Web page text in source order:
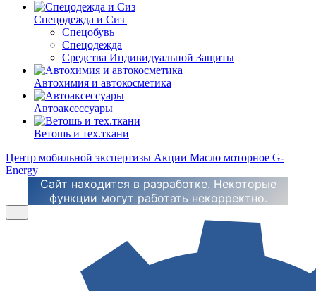
Спецодежда и Сиз
Спецобувь
Спецодежда
Средства Индивидуальной Защиты
Автохимия и автокосметика
Автоаксессуары
Ветошь и тех.ткани
Центр мобильной экспертизы Акции Масло моторное G-
Energy
Сайт находится в разработке. Некоторые
функции могут работать некорректно.